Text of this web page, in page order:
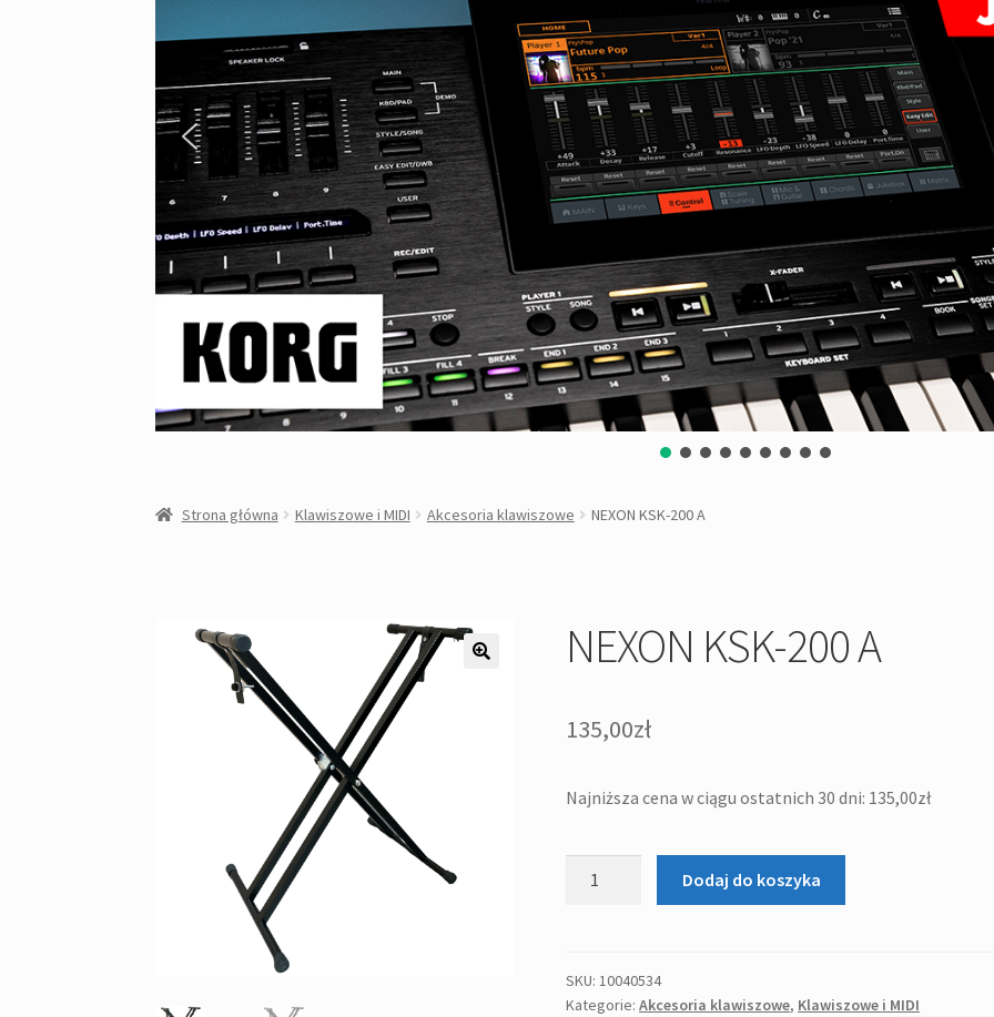
Strona główna Klawiszowe i MIDI Akcesoria klawiszowe NEXON KSK-200 A
NEXON KSK-200 A
135,00zł
Najniższa cena w ciągu ostatnich 30 dni: 135,00zł
A
Dodaj do koszyka
SKU: 10040534
Kategorie:Akcesoria klawiszowe, Klawiszowe i MIDI